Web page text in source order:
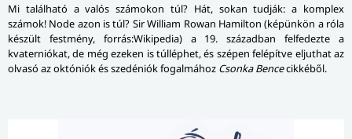
Mi található a valós számokon túl? Hát, sokan tudják: a komplex
számok! Node azon is túl? Sir William Rowan Hamilton (képünkön a róla
készült festmény, forrás:Wikipedia) a 19. században felfedezte a
kvaterniókat, de még ezeken is túlléphet, és szépen felépítve eljuthat az
olvasó az októniók és szedéniók fogalmához Csonka Bencecikkéből.